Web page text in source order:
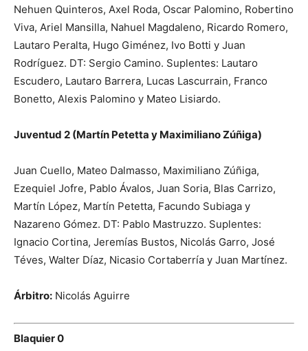
Nehuen Quinteros, Axel Roda, Oscar Palomino, Robertino
Viva, Ariel Mansilla, Nahuel Magdaleno, Ricardo Romero,
Lautaro Peralta, Hugo Giménez, Ivo Botti y Juan
Rodríguez. DT: Sergio Camino. Suplentes: Lautaro
Escudero, Lautaro Barrera, Lucas Lascurrain, Franco
Bonetto, Alexis Palomino y Mateo Lisiardo.
Juventud 2 (Martín Petetta y Maximiliano Zúñiga)
Juan Cuello, Mateo Dalmasso, Maximiliano Zúñiga,
Ezequiel Jofre, Pablo Ávalos, Juan Soria, Blas Carrizo,
Martín López, Martín Petetta, Facundo Subiaga y
Nazareno Gómez. DT: Pablo Mastruzzo. Suplentes:
Ignacio Cortina, Jeremías Bustos, Nicolás Garro, José
Téves, Walter Díaz, Nicasio Cortaberría y Juan Martínez.
Árbitro: Nicolás Aguirre
Blaquier 0